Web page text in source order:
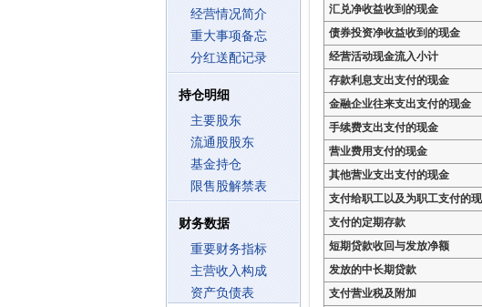
经营情况简介
重大事项备忘
分红送配记录
持仓明细
主要股东
流通股股东
基金持仓
限售股解禁表
财务数据
重要财务指标
主营收入构成
资产负债表
汇兑净收益收到的现金
债券投资净收益收到的现金
经营活动现金流入小计
存款利息支出支付的现金
金融企业往来支出支付的现金
手续费支出支付的现金
营业费用支付的现金
其他营业支出支付的现金
支付给职工以及为职工支付的
支付的定期存款
短期贷款收回与发放净额
发放的中长期贷款
支付营业税及附加